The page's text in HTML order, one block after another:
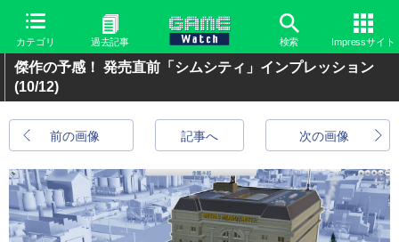
カテゴリ 過去記事 検索 Impressサイト
傑作の予感！ 発売直前「シムシティ」インプレッション
(10/12)
前の画像 次の画像
記事へ